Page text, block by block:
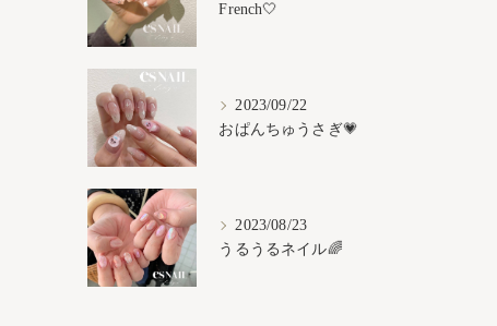
French🤍
2023/09/22
おぱんちゅうさぎ💗
2023/08/23
うるうるネイル🌈